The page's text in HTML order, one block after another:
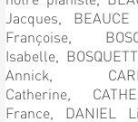
Jacques,
Françoise,
Isabelle,
Annick,
Catherine,
France, DANIEL